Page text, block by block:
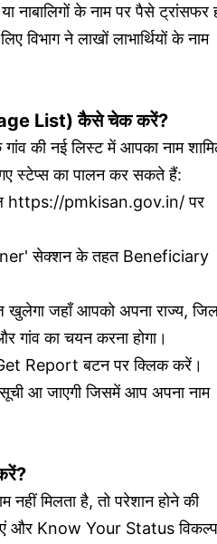
नाबालिगों के नाम पर पैसे ट्रांसफर
विभाग ने लाखों लाभार्थियों के नाम
List) कैसे चेक करें?
की नई लिस्ट में आपका नाम
स्टेप्स का पालन कर सकते हैं:
https://pmkisan.gov.in/ पर
सेक्शन के तहत Beneficiary
जहाँ आपको अपना राज्य,
गांव का चयन करना होगा।
Get Report बटन पर क्लिक करें।
आ जाएगी जिसमें आप अपना नाम
नहीं मिलता है, तो परेशान होने की
और Know Your Status विकल्प